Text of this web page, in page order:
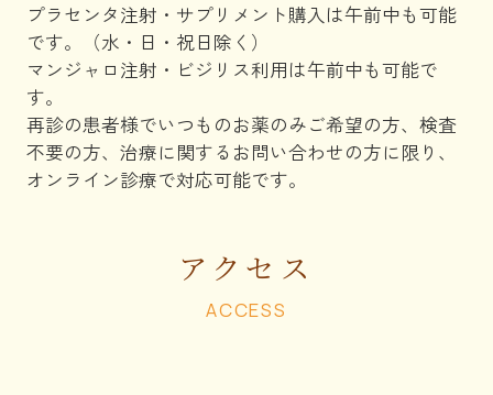
プラセンタ注射・サプリメント購入は午前中も可能
です。（水・日・祝日除く）
マンジャロ注射・ビジリス利用は午前中も可能で
す。
再診の患者様でいつものお薬のみご希望の方、検査
不要の方、治療に関するお問い合わせの方に限り、
オンライン診療で対応可能です。
アクセス
ACCESS